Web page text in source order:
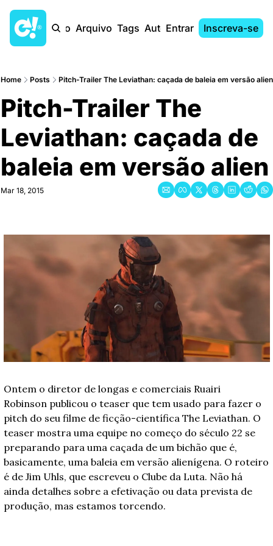
Início Arquivo Tags AutoresEntrar Inscreva-se
Home Posts Pitch-Trailer The Leviathan: caçada de baleia em versão alien
Pitch-Trailer The
Leviathan: caçada de
baleia em versão alien
Mar 18, 2015
Ontem o diretor de longas e comerciais Ruairi
Robinson publicou o teaser que tem usado para fazer o
pitch do seu filme de ficção-científica The Leviathan. O
teaser mostra uma equipe no começo do século 22 se
preparando para uma caçada de um bichão que é,
basicamente, uma baleia em versão alienígena. O roteiro
é de Jim Uhls, que escreveu o Clube da Luta. Não há
ainda detalhes sobre a efetivação ou data prevista de
produção, mas estamos torcendo.